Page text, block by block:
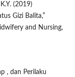
(2019)
Gizi Balita,”
and Nursing,
, dan Perilaku